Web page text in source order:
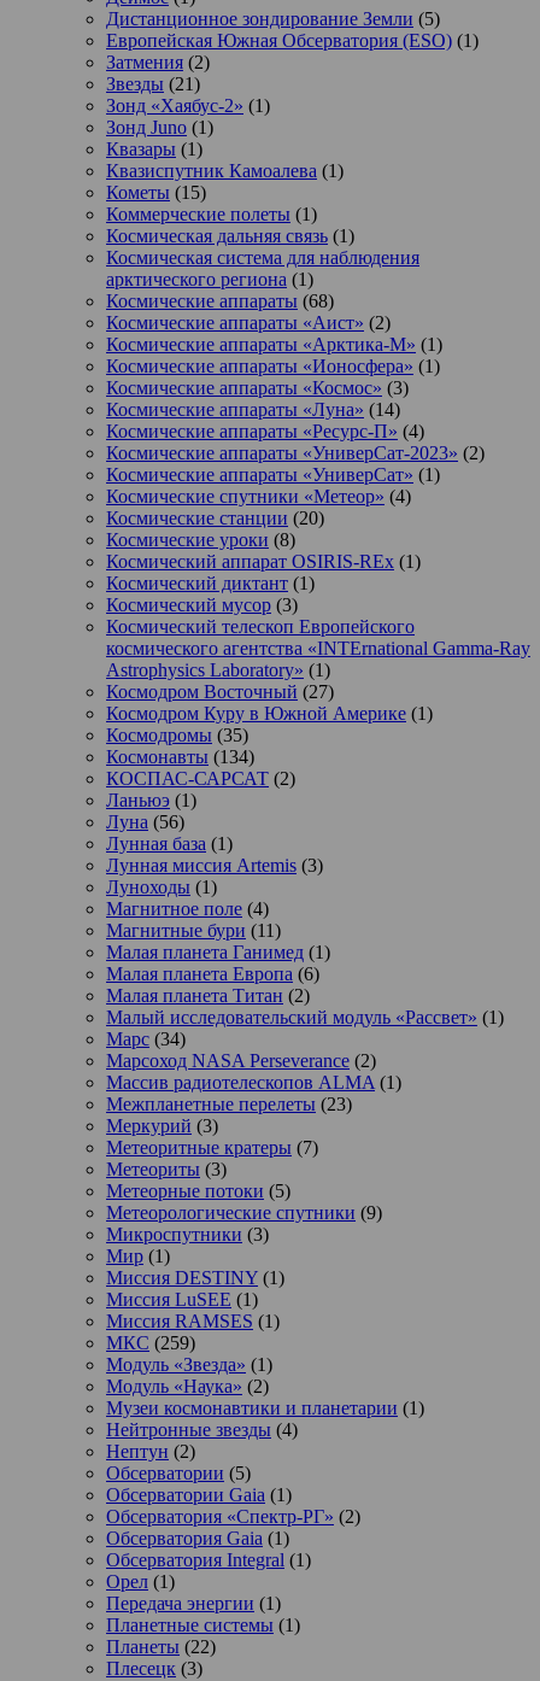
Дистанционное зондирование Земли (5)
Европейская Южная Обсерватория (ESO) (1)
Затмения (2)
Звезды (21)
Зонд «Хаябус-2» (1)
Зонд Juno (1)
Квазары (1)
Квазиспутник Камоалева (1)
Кометы (15)
Коммерческие полеты (1)
Космическая дальняя связь (1)
Космическая система для наблюдения
арктического региона (1)
Космические аппараты (68)
Космические аппараты «Аист» (2)
Космические аппараты «Арктика-М» (1)
Космические аппараты «Ионосфера» (1)
Космические аппараты «Космос» (3)
Космические аппараты «Луна» (14)
Космические аппараты «Ресурс-П» (4)
Космические аппараты «УниверСат-2023» (2)
Космические аппараты «УниверСат» (1)
Космические спутники «Метеор» (4)
Космические станции (20)
Космические уроки (8)
Космический аппарат OSIRIS-REx (1)
Космический диктант (1)
Космический мусор (3)
Космический телескоп Европейского
космического агентства «INTErnational Gamma-Ray
Astrophysics Laboratory» (1)
Космодром Восточный (27)
Космодром Куру в Южной Америке (1)
Космодромы (35)
Космонавты (134)
КОСПАС-САРСАТ (2)
Ланьюэ (1)
Луна (56)
Лунная база (1)
Лунная миссия Artemis (3)
Луноходы (1)
Магнитное поле (4)
Магнитные бури (11)
Малая планета Ганимед (1)
Малая планета Европа (6)
Малая планета Титан (2)
Малый исследовательский модуль «Рассвет» (1)
Марс (34)
Марсоход NASA Perseverance (2)
Массив радиотелескопов ALMA (1)
Межпланетные перелеты (23)
Меркурий (3)
Метеоритные кратеры (7)
Метеориты (3)
Метеорные потоки (5)
Метеорологические спутники (9)
Микроспутники (3)
Мир (1)
Миссия DESTINY (1)
Миссия LuSEE (1)
Миссия RAMSES (1)
МКС (259)
Модуль «Звезда» (1)
Модуль «Наука» (2)
Музеи космонавтики и планетарии (1)
Нейтронные звезды (4)
Нептун (2)
Обсерватории (5)
Обсерватории Gaia (1)
Обсерватория «Спектр-РГ» (2)
Обсерватория Gaia (1)
Обсерватория Integral (1)
Орел (1)
Передача энергии (1)
Планетные системы (1)
Планеты (22)
Плесецк (3)